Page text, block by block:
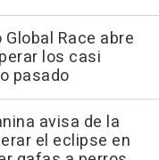
Race abre
los casi
pasado
avisa de la
el eclipse en